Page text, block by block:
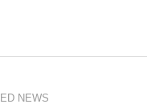
NEWS